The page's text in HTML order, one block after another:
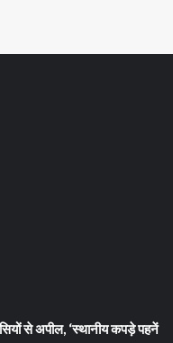
से अपील, ‘स्थानीय कपड़े पहनें